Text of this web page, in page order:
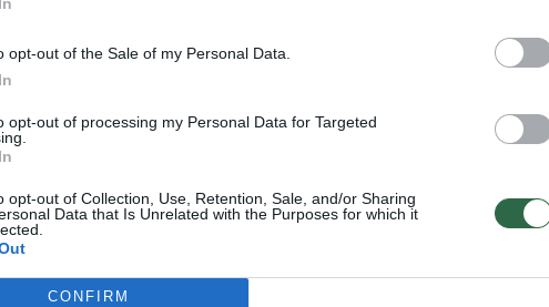
opt-out of the Sale of my Personal Data.
opt-out of processing my Personal Data for Targeted
opt-out of Collection, Use, Retention, Sale, and/or Sharing
Data that Is Unrelated with the Purposes for which it
CONFIRM
etape turi atlikti vis kitas gyvenimo užduotis,
pirmoji vaikystė, kai vaikui 2- 6 metai yra vienas
pasaulis nuolat plečiasi ir darosi
ir šiame amžiuje yra priverstas spręsti pirmąsias
– išmokti kalbėti, išmokti bendrauti su
kas gera, kas bloga, susiformuoti bendrą